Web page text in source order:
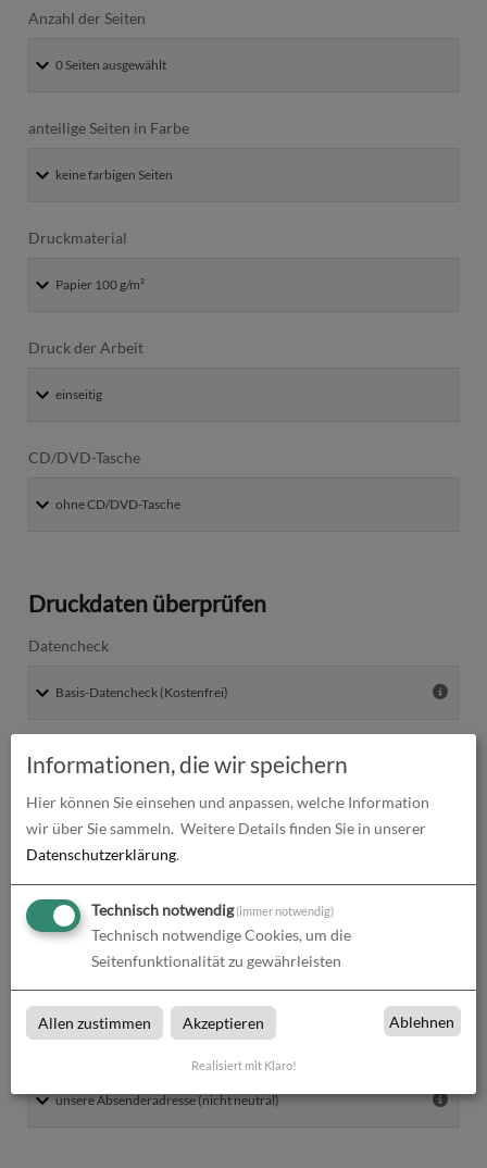
Anzahl der Seiten
anteilige Seiten in Farbe
Druckmaterial
Druck der Arbeit
CD/DVD-Tasche
Druckdaten überprüfen
Datencheck
Produktion und Versand
Produktionszeit
Versand
Informationen, die wir speichern
Hier können Sie einsehen und anpassen, welche Information
wir über Sie sammeln. Weitere Details finden Sie in unserer
Datenschutzerklärung.
Technisch notwendig(immer notwendig)
Technisch notwendige Cookies, um die
Seitenfunktionalität zu gewährleisten
Allen zustimmen Akzeptieren Ablehnen
Realisiert mit Klaro!